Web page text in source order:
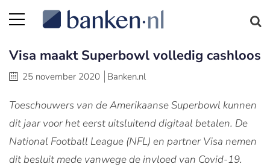
Visa maakt Superbowl volledig cashloos
25 november 2020 Banken.nl
Toeschouwers van de Amerikaanse Superbowl kunnen
dit jaar voor het eerst uitsluitend digitaal betalen. De
National Football League (NFL) en partner Visa nemen
dit besluit mede vanwege de invloed van Covid-19.